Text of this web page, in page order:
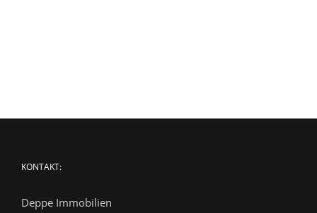
KONTAKT:
Deppe Immobilien